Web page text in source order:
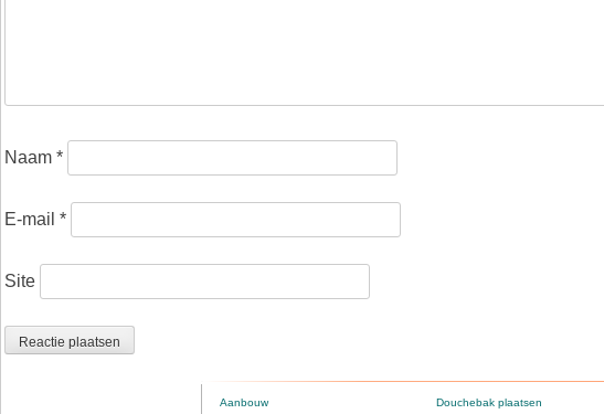
Naam *
E-mail *
Site
Aanbouw Douchebak plaatsen